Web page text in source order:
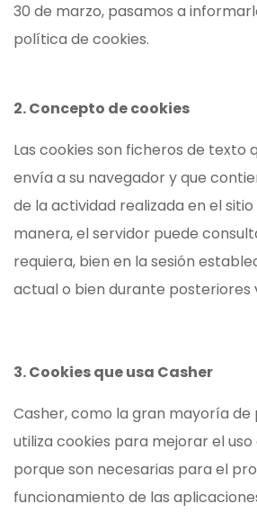
30 de marzo, pasamos a
política de cookies.
2. Concepto de cookies
Las cookies son ficheros de texto
envía a su navegador y que
de la actividad realizada en el
manera, el servidor puede
requiera, bien en la sesión
actual o bien durante posteriores
3. Cookies que usa Casher
Casher, como la gran mayoría de
utiliza cookies para mejorar el uso
porque son necesarias para el
funcionamiento de las